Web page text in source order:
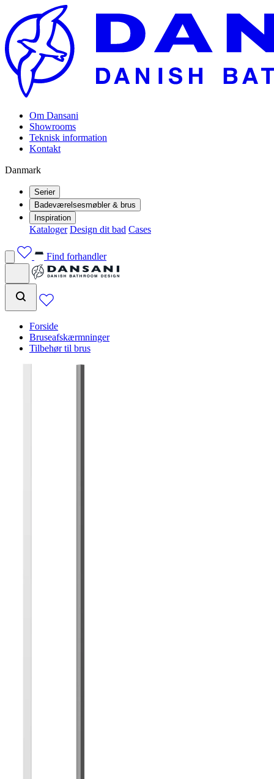
Om Dansani
Showrooms
Teknisk information
Kontakt
Danmark
Serier
Badeværelsesmøbler & brus
Inspiration
Kataloger Design dit bad Cases
Find forhandler
Forside
Bruseafskærmninger
Tilbehør til brus